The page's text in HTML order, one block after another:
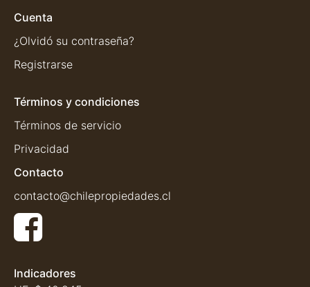
Cuenta
¿Olvidó su contraseña?
Registrarse
Términos y condiciones
Términos de servicio
Privacidad
Contacto
contacto@chilepropiedades.cl
Indicadores